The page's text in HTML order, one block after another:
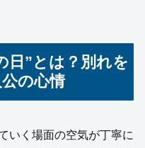
日”とは？別れを
の心情
いく場面の空気が丁寧に